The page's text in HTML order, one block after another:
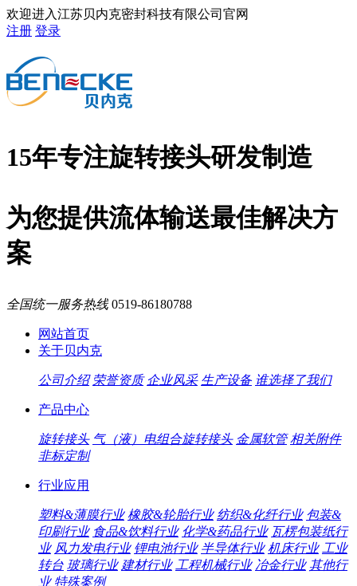
欢迎进入江苏贝内克密封科技有限公司官网
注册 登录
15年专注旋转接头研发制造
为您提供流体输送最佳解决方
案
全国统一服务热线0519-86180788
网站首页
关于贝内克
公司介绍 荣誉资质 企业风采 生产设备 谁选择了我们
产品中心
旋转接头 气（液）电组合旋转接头 金属软管 相关附件
非标定制
行业应用
塑料&薄膜行业 橡胶&轮胎行业 纺织&化纤行业 包装&
印刷行业 食品&饮料行业 化学&药品行业 瓦楞包装纸行
业 风力发电行业 锂电池行业 半导体行业 机床行业 工业
转台 玻璃行业 建材行业 工程机械行业 冶金行业 其他行
业 特殊案例